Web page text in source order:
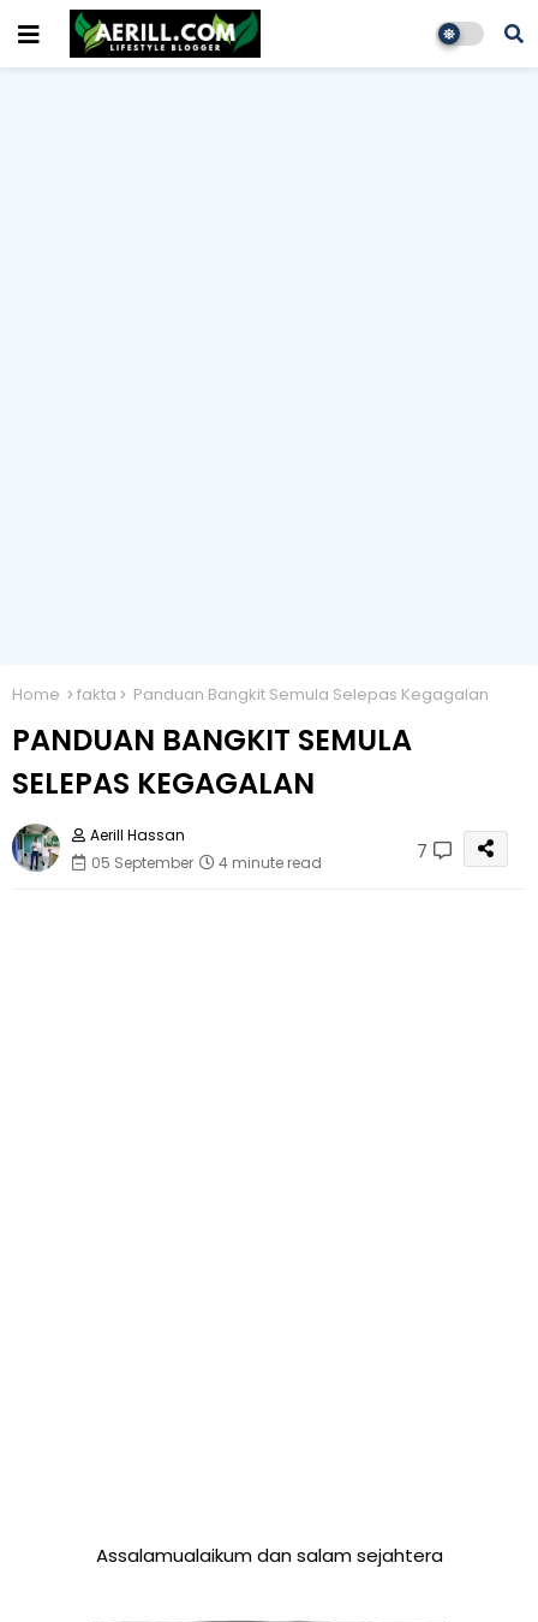
Home fakta Panduan Bangkit Semula Selepas Kegagalan
PANDUAN BANGKIT SEMULA
SELEPAS KEGAGALAN
Aerill Hassan
05 September
4 minute read 7
Assalamualaikum dan salam sejahtera